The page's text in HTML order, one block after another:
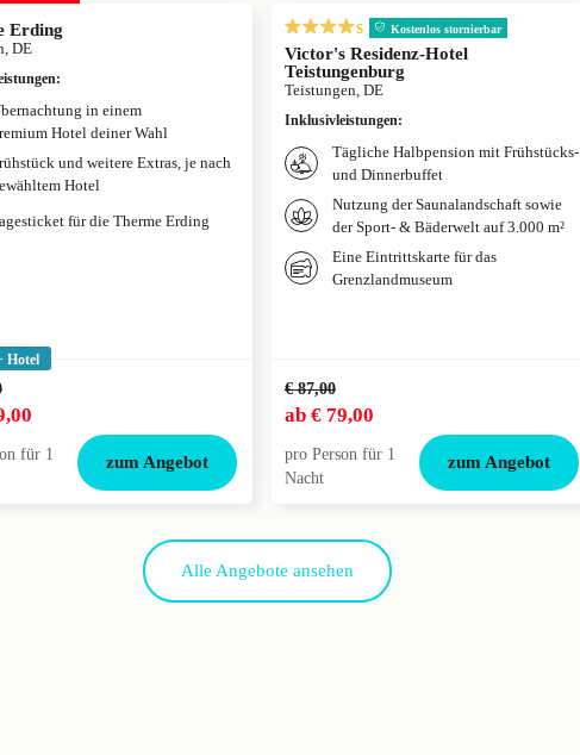
Erding
DE
:
in einem
Hotel deiner Wahl
und weitere Extras, je nach
Hotel
für die Therme Erding
Hotel
für 1 zum Angebot
s Kostenlos stornierbar
Victor's Residenz-Hotel
Teistungenburg
Teistungen, DE
Inklusivleistungen:
Tägliche Halbpension mit Frühstücks-
und Dinnerbuffet
Nutzung der Saunalandschaft sowie
der Sport- & Bäderwelt auf 3.000 m²
Eine Eintrittskarte für das
Grenzlandmuseum
€ 87,00
ab € 79,00
pro Person für 1
Nacht
zum Angebot
Alle Angebote ansehen